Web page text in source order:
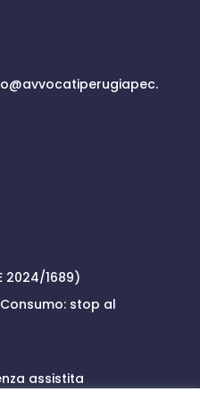
avvocatiperugiapec.
2024/1689)
stop al
assistita